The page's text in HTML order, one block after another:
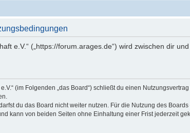
e.V.“ („https://forum.arages.de“) wird zwischen dir
(im Folgenden „das Board“) schließt du einen
du das Board nicht weiter nutzen. Für die Nutzung des
kann von beiden Seiten ohne Einhaltung einer Frist jederzeit